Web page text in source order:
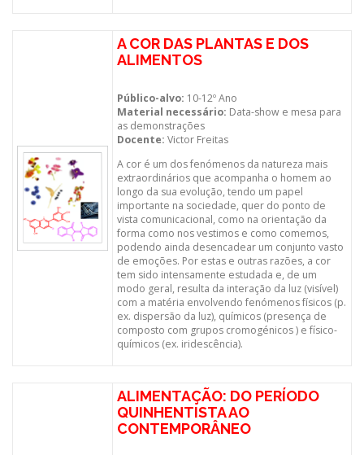
A COR DAS PLANTAS E DOS
ALIMENTOS
Público-alvo: 10-12º Ano
Material necessário: Data-show e mesa para
as demonstrações
Docente: Victor Freitas
A cor é um dos fenómenos da natureza mais
extraordinários que acompanha o homem ao
longo da sua evolução, tendo um papel
importante na sociedade, quer do ponto de
vista comunicacional, como na orientação da
forma como nos vestimos e como comemos,
podendo ainda desencadear um conjunto vasto
de emoções. Por estas e outras razões, a cor
tem sido intensamente estudada e, de um
modo geral, resulta da interação da luz (visível)
com a matéria envolvendo fenómenos físicos (p.
ex. dispersão da luz), químicos (presença de
composto com grupos cromogénicos ) e físico-
químicos (ex. iridescência).
ALIMENTAÇÃO: DO PERÍODO
QUINHENTISTA AO
CONTEMPORÂNEO